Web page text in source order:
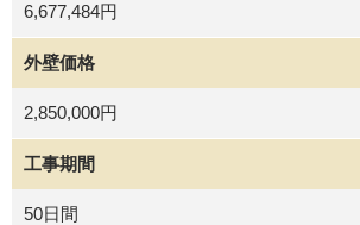
6,677,484円
外壁価格
2,850,000円
工事期間
50日間